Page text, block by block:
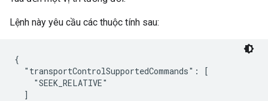
Lệnh này yêu cầu các thuộc tính sau:
{
  "transportControlSupportedCommands": [
    "SEEK_RELATIVE"
  ]